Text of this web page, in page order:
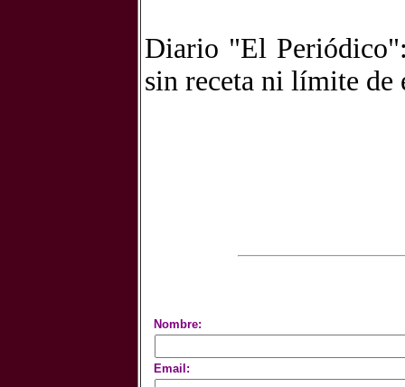
Diario "El
sin receta ni límite de
Nombre:
Email: